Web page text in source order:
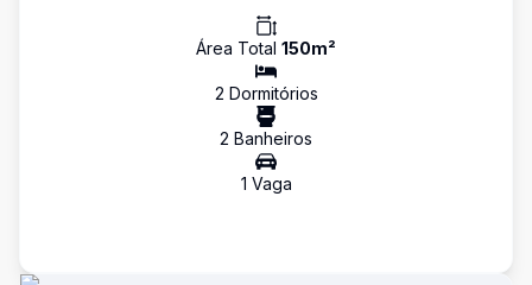
Área Total 150m²
2 Dormitórios
2 Banheiros
1 Vaga